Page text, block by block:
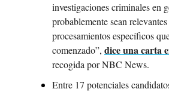
investigaciones criminales en
probablemente sean
procesamientos específicos
comenzado”, dice una carta
recogida por NBC News.
Entre 17 potenciales